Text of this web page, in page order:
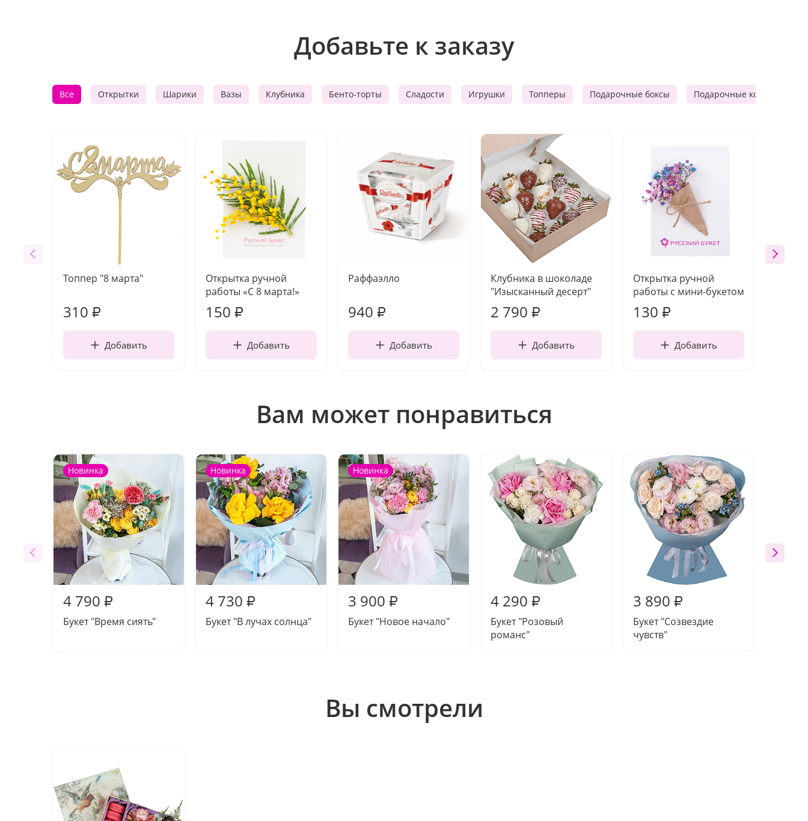
Добавьте к заказу
Все Открытки Шарики Вазы Клубника Бенто-торты Сладости Игрушки Топперы Подарочные боксы Подарочные корзины
Топпер "8 марта"
310 ₽
Добавить
Открытка ручной
работы «С 8 марта!»
150 ₽
Добавить
Раффаэлло
940 ₽
Добавить
Клубника в шоколаде
"Изысканный десерт"
2 790 ₽
Добавить
Открытка ручной
работы с мини-букетом
130 ₽
Добавить
Вам может понравиться
Новинка
4 790 ₽
Букет "Время сиять"
Новинка
4 730 ₽
Букет "В лучах солнца"
Новинка
3 900 ₽
Букет "Новое начало"
4 290 ₽
Букет "Розовый
романс"
3 890 ₽
Букет "Созвездие
чувств"
Вы смотрели